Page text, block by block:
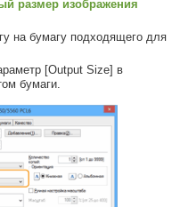
размер изображения
на бумагу подходящего для
[Output Size] в
бумаги.